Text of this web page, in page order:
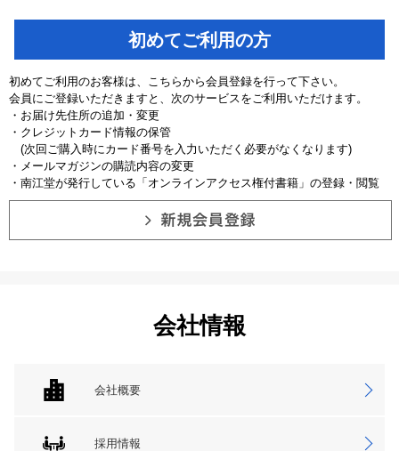
初めてご利用の方
初めてご利用のお客様は、こちらから会員登録を行って下さい。
会員にご登録いただきますと、次のサービスをご利用いただけます。
・お届け先住所の追加・変更
・クレジットカード情報の保管
(次回ご購入時にカード番号を入力いただく必要がなくなります)
・メールマガジンの購読内容の変更
・南江堂が発行している「オンラインアクセス権付書籍」の登録・閲覧
会社情報
会社概要
採用情報